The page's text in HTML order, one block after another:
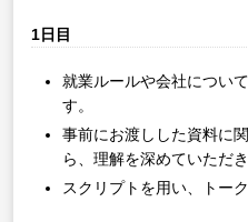
1日目
就業ルールや会社につい
す。
事前にお渡しした資料に
ら、理解を深めていただき
スクリプトを用い、トー